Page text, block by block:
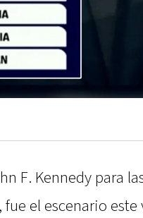
F. Kennedy para
el escenario